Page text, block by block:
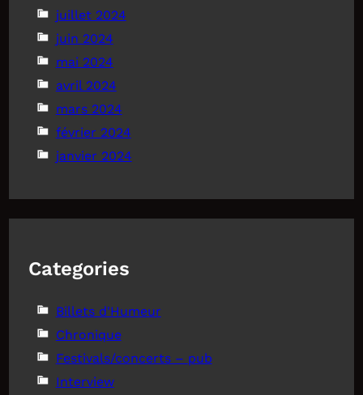
juillet 2024
juin 2024
mai 2024
avril 2024
mars 2024
février 2024
janvier 2024
Categories
Billets d'Humeur
Chronique
Festivals/concerts – pub
Interview